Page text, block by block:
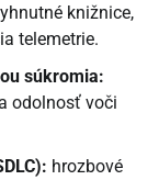
knižnice,
telemetrie.
súkromia:
odolnosť voči
hrozbové